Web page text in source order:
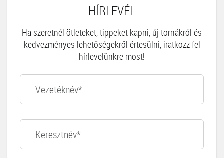
HÍRLEVÉL
Ha szeretnél ötleteket, tippeket kapni, új tornákról és
kedvezményes lehetőségekről értesülni, iratkozz fel
hírlevelünkre most!